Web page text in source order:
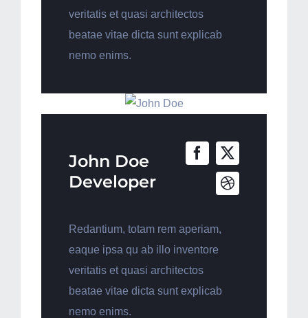
veritatis et quasi architectos
beatae vitae dicta sunt explicab
nemo enims.
John Doe
Developer
Redantium, totam rem aperiam,
eaque ipsa qu ab illo inventore
veritatis et quasi architectos
beatae vitae dicta sunt explicab
nemo enims.